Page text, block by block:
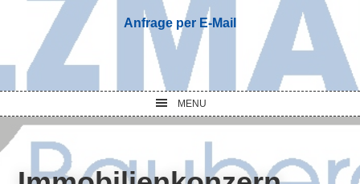
Anfrage per E-Mail
MENU